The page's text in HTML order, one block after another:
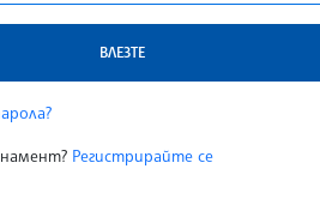
ВЛЕЗТЕ
Регистрирайте се